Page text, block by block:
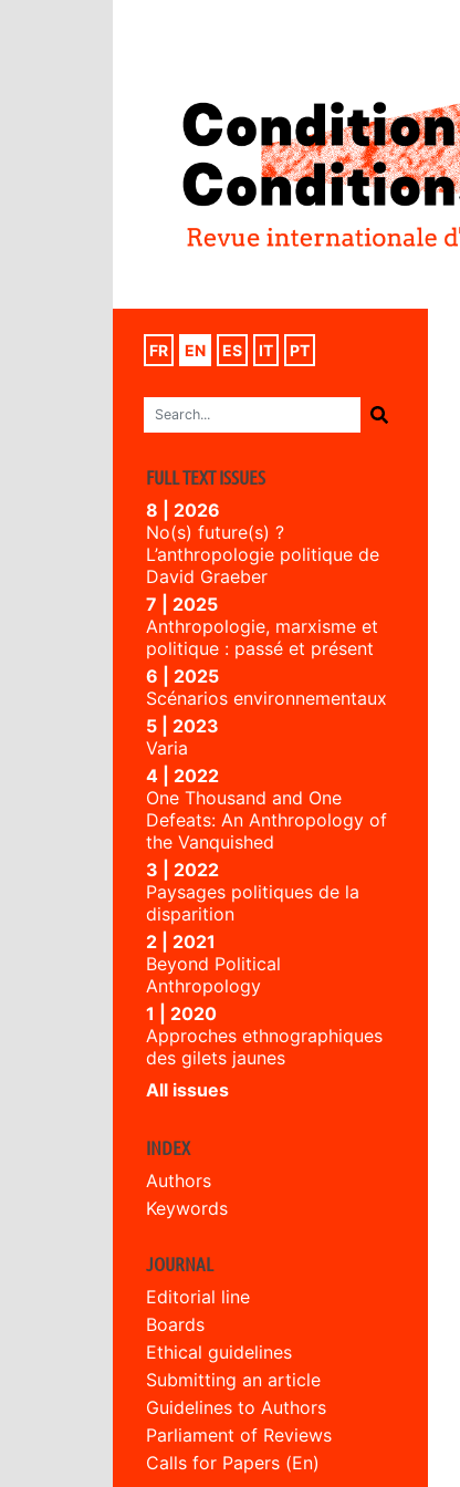
FR EN ES IT PT
FULL TEXT ISSUES
8 | 2026
No(s) future(s) ?
L’anthropologie politique de
David Graeber
7 | 2025
Anthropologie, marxisme et
politique : passé et présent
6 | 2025
Scénarios environnementaux
5 | 2023
Varia
4 | 2022
One Thousand and One
Defeats: An Anthropology of
the Vanquished
3 | 2022
Paysages politiques de la
disparition
2 | 2021
Beyond Political
Anthropology
1 | 2020
Approches ethnographiques
des gilets jaunes
All issues
INDEX
Authors
Keywords
JOURNAL
Editorial line
Boards
Ethical guidelines
Submitting an article
Guidelines to Authors
Parliament of Reviews
Calls for Papers (En)